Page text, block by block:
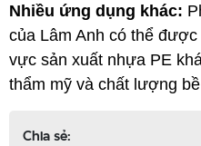
Nhiều ứng dụng khác:
của Lâm Anh có thể
vực sản xuất nhựa PE
thẩm mỹ và chất lượng
Chia sẻ: